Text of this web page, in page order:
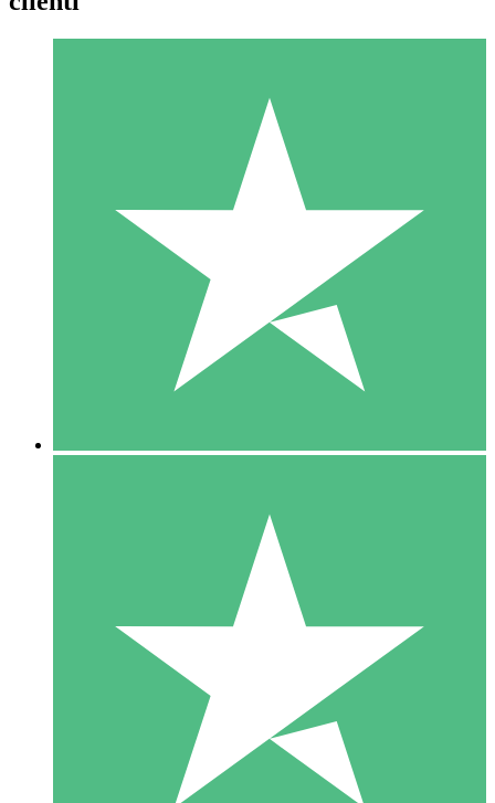
Pacchetti di Crediti Individuali
Paga a consumo con crediti di download. Nessun impegno
1 Download
10
US$1500
10 Download
20